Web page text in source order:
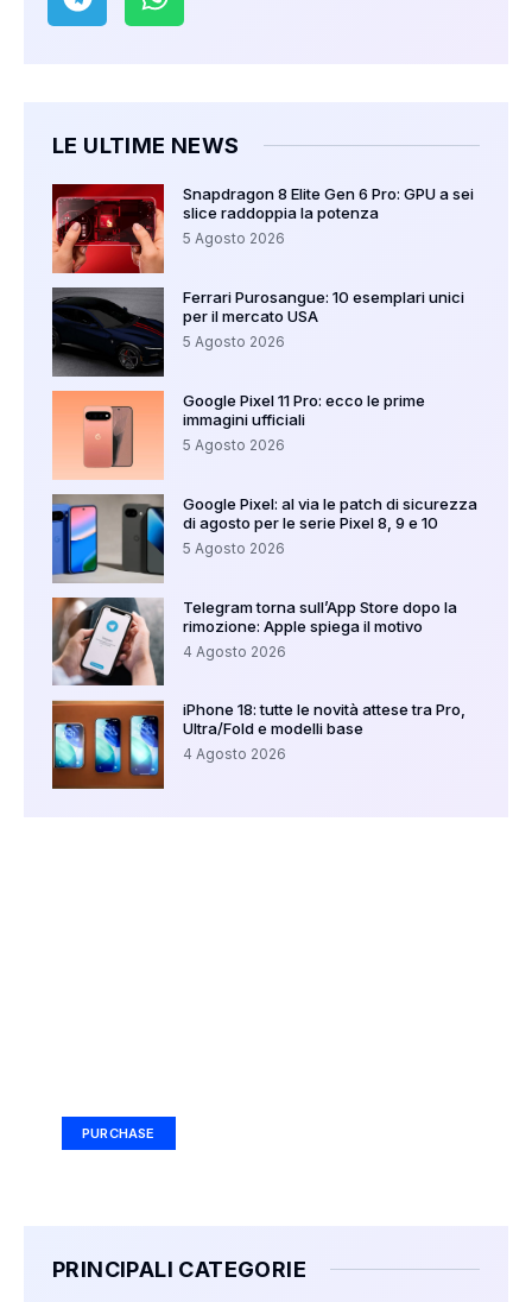
LE ULTIME NEWS
Snapdragon 8 Elite Gen 6 Pro: GPU a sei
slice raddoppia la potenza
5 Agosto 2026
Ferrari Purosangue: 10 esemplari unici
per il mercato USA
5 Agosto 2026
Google Pixel 11 Pro: ecco le prime
immagini ufficiali
5 Agosto 2026
Google Pixel: al via le patch di sicurezza
di agosto per le serie Pixel 8, 9 e 10
5 Agosto 2026
Telegram torna sull’App Store dopo la
rimozione: Apple spiega il motivo
4 Agosto 2026
iPhone 18: tutte le novità attese tra Pro,
Ultra/Fold e modelli base
4 Agosto 2026
PURCHASE
PRINCIPALI CATEGORIE